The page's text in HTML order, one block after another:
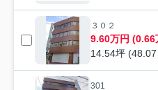
３０２
9.60万円 (0.66
14.54坪 (48.07
301